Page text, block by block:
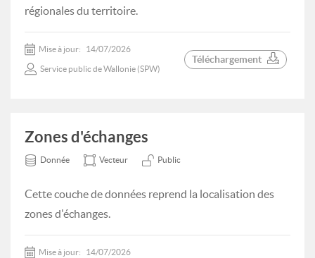
régionales du territoire.
Mise à jour: 14/07/2026
Service public de Wallonie (SPW)
Téléchargement
Zones d'échanges
Donnée Vecteur Public
Cette couche de données reprend la localisation des
zones d'échanges.
Mise à jour: 14/07/2026